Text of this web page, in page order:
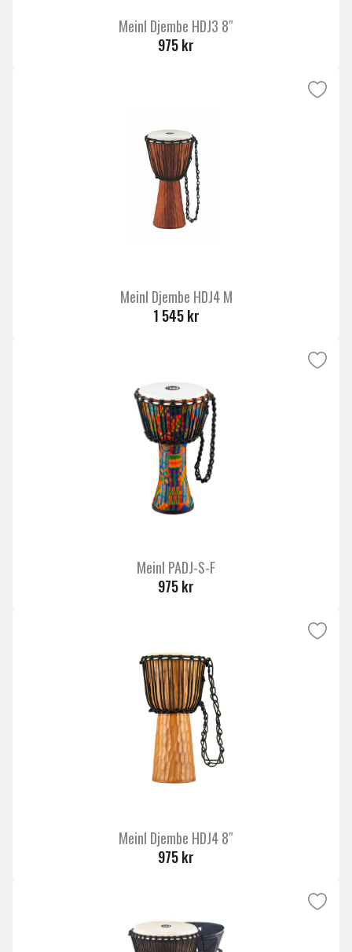
Meinl Djembe HDJ3 8″
975 kr
Meinl Djembe HDJ4 M
1 545 kr
Meinl PADJ-S-F
975 kr
Meinl Djembe HDJ4 8″
975 kr